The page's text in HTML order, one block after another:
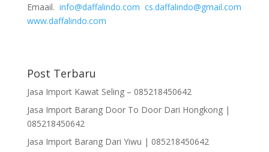
Emaail. info@daffalindo.com cs.daffalindo@gmail.com
www.daffalindo.com
Post Terbaru
Jasa Import Kawat Seling – 085218450642
Jasa Import Barang Door To Door Dari Hongkong |
085218450642
Jasa Import Barang Dari Yiwu | 085218450642